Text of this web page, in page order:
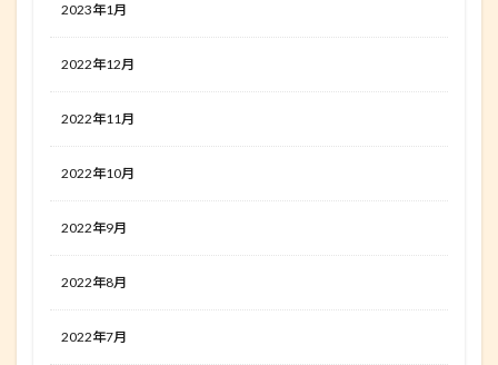
2023年1月
2022年12月
2022年11月
2022年10月
2022年9月
2022年8月
2022年7月